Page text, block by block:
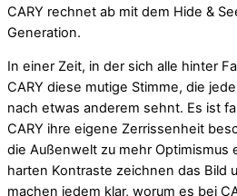
CARY rechnet ab mit dem Hide &
Generation.
In einer Zeit, in der sich alle hinter
CARY diese mutige Stimme, die
nach etwas anderem sehnt. Es ist
CARY ihre eigene Zerrissenheit
die Außenwelt zu mehr Optimismus
harten Kontraste zeichnen das Bild
machen jedem klar, worum es bei